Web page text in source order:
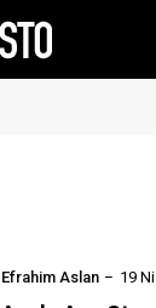
Efrahim Aslan 19